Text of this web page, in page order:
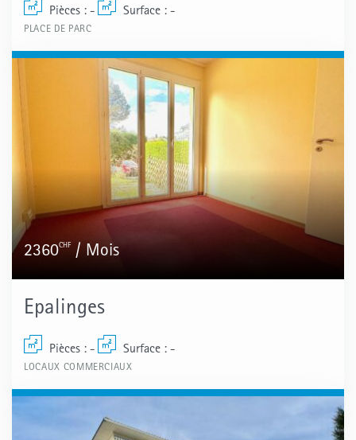
Pièces : - Surface : -
PLACE DE PARC
2360CHF / Mois
Epalinges
Pièces : - Surface : -
LOCAUX COMMERCIAUX